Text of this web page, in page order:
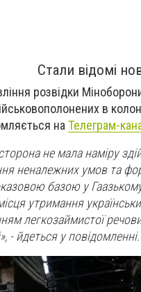
Стали відомі
розвідки
в
на Телеграм-
сторона не мала наміру
неналежних умов та
базою у
утримання
легкозаймистої
- йдеться у повідомленні.